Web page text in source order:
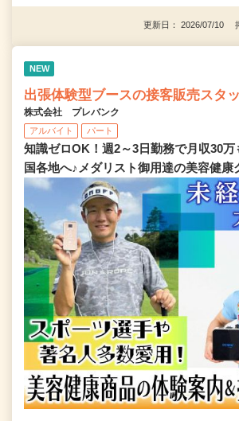
更新日： 2026/07/10
NEW
出張体験型ブースの接客販売スタ
株式会社 プレバンク
アルバイト パート
知識ゼロOK！週2～3日勤務で月収30
国各地へ♪メダリスト御用達の美容健